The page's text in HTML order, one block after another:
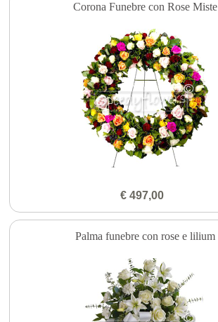
Corona Funebre con Rose Miste
€ 497,00
Palma funebre con rose e lilium